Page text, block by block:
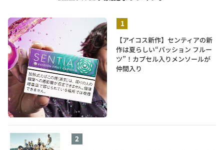
【アイコス新作】センティアの新
作は夏らしい“パッション フルー
ツ”！カプセル入りメンソールが
仲間入り